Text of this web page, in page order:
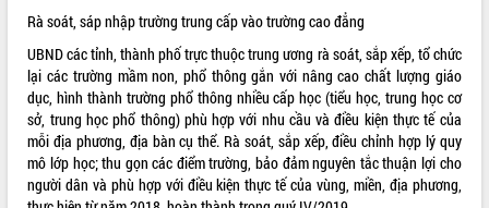
Rà soát, sáp nhập trường trung cấp vào trường cao đẳng
UBND các tỉnh, thành phố trực thuộc trung ương rà soát, sắp xếp, tổ chức
lại các trường mầm non, phổ thông gắn với nâng cao chất lượng giáo
dục, hình thành trường phổ thông nhiều cấp học (tiểu học, trung học cơ
sở, trung học phổ thông) phù hợp với nhu cầu và điều kiện thực tế của
mỗi địa phương, địa bàn cụ thể. Rà soát, sắp xếp, điều chỉnh hợp lý quy
mô lớp học; thu gọn các điểm trường, bảo đảm nguyên tắc thuận lợi cho
người dân và phù hợp với điều kiện thực tế của vùng, miền, địa phương,